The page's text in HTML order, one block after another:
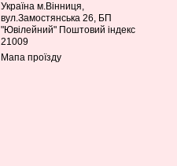
Україна м.Вінниця,
вул.Замостянська 26, БП
"Ювілейний" Поштовий індекс
21009
Мапа проїзду